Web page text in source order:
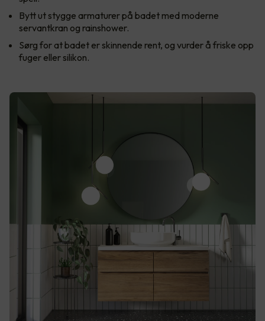
Bytt ut stygge armaturer på badet med moderne
servantkran og rainshower.
Sørg for at badet er skinnende rent, og vurder å friske opp
fuger eller silikon.